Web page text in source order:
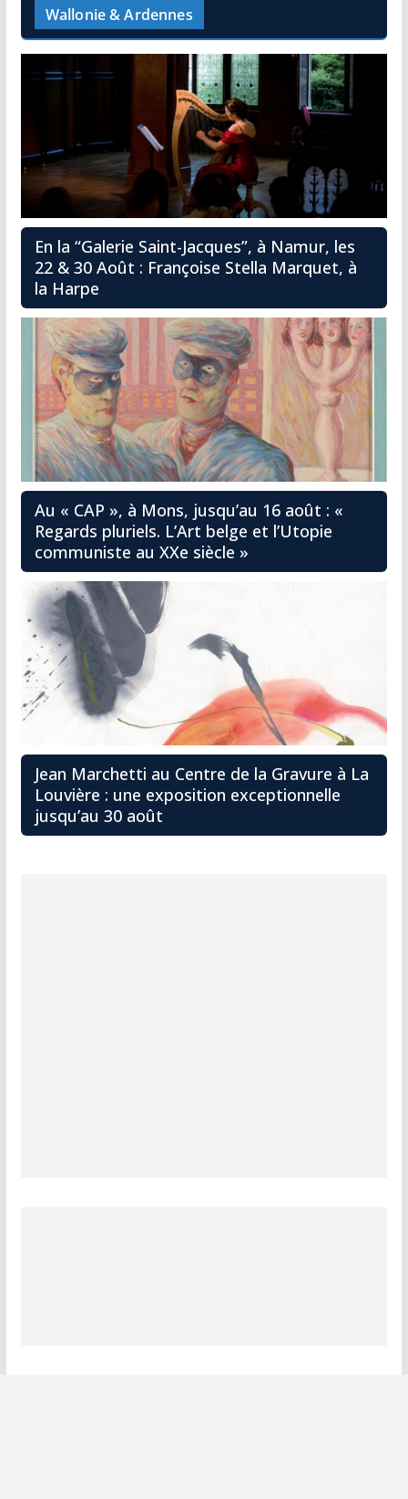
Wallonie & Ardennes
En la “Galerie Saint-Jacques”, à Namur, les
22 & 30 Août : Françoise Stella Marquet, à
la Harpe
Au « CAP », à Mons, jusqu’au 16 août : «
Regards pluriels. L’Art belge et l’Utopie
communiste au XXe siècle »
Jean Marchetti au Centre de la Gravure à La
Louvière : une exposition exceptionnelle
jusqu’au 30 août